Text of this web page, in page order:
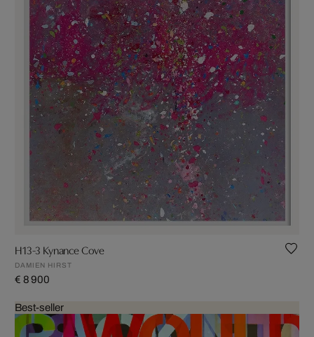
H13-3 Kynance Cove
DAMIEN HIRST
€ 8 900
Best-seller